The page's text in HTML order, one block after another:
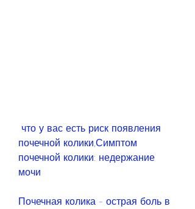
почечной колики,Симптом
почечной колики: недержание
мочи
Почечная колика - острая боль в